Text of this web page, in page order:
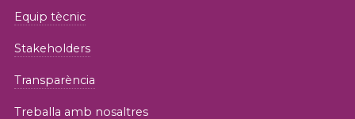
Equip tècnic
Stakeholders
Transparència
Treballa amb nosaltres